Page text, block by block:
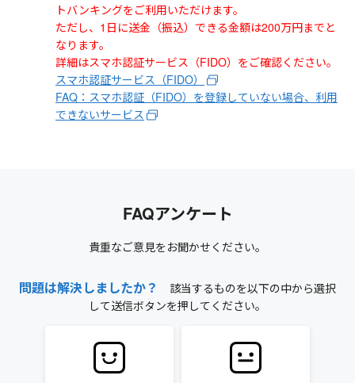
トバンキングをご利用いただけます。
ただし、1日に送金（振込）できる金額は200万円までと
なります。
詳細はスマホ認証サービス（FIDO）をご確認ください。
スマホ認証サービス（FIDO）
FAQ：スマホ認証（FIDO）を登録していない場合、利用
できないサービス
FAQアンケート
貴重なご意見をお聞かせください。
問題は解決しましたか？
該当するものを以下の中から選択
して送信ボタンを押してください。